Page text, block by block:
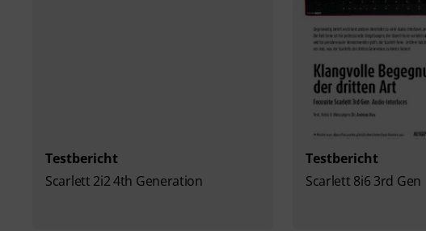
Testbericht
Scarlett 2i2 4th Generation
Testbericht
Scarlett 8i6 3rd Gen